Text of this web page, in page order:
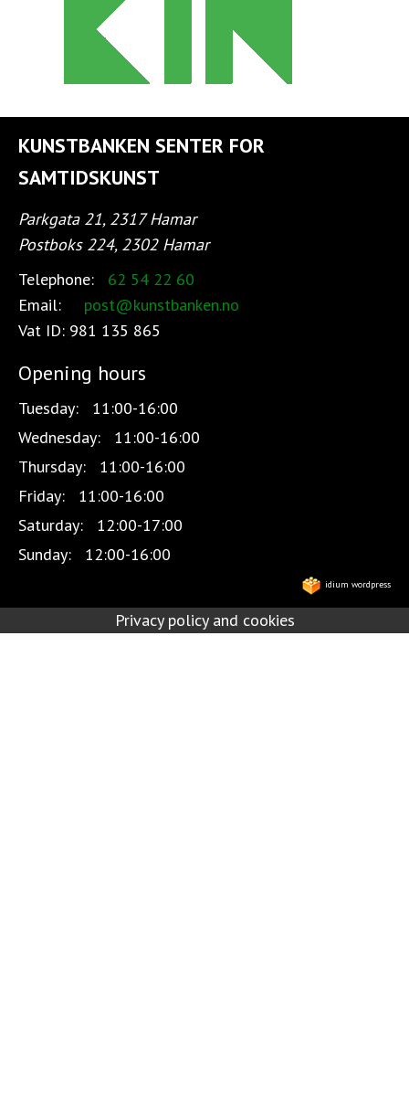
KUNSTBANKEN SENTER FOR
SAMTIDSKUNST
Parkgata 21, 2317 Hamar
Postboks 224, 2302 Hamar
Telephone:
62 54 22 60
Email:
post@kunstbanken.no
Vat ID: 981 135 865
Opening hours
Tuesday:
11:00-16:00
Wednesday:
11:00-16:00
Thursday:
11:00-16:00
Friday:
11:00-16:00
Saturday:
12:00-17:00
Sunday:
12:00-16:00
idium wordpress
Privacy policy and cookies